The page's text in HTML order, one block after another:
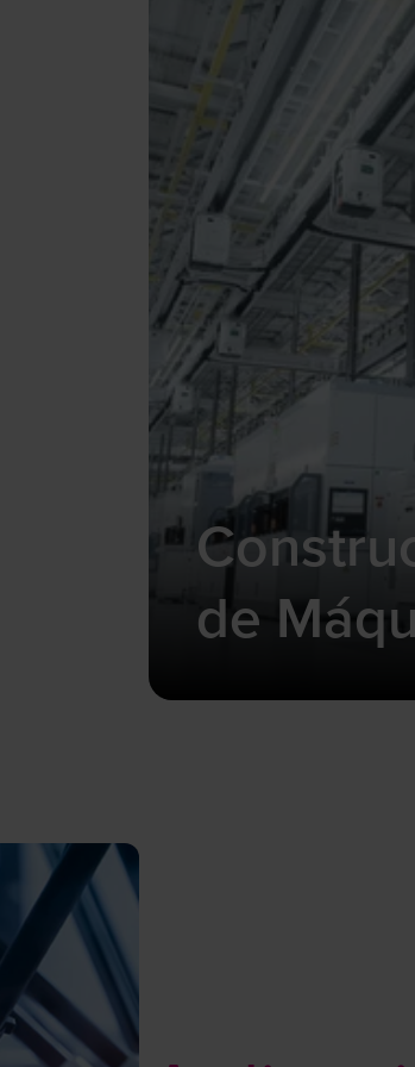
de
herramienta: